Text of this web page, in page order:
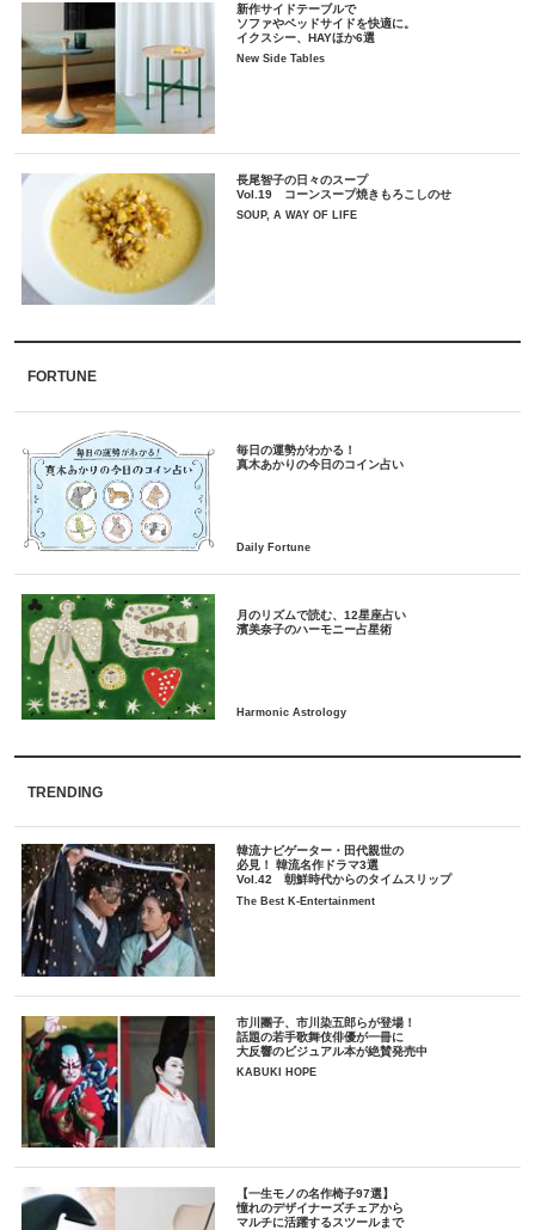
新作サイドテーブルで
ソファやベッドサイドを快適に。
イクスシー、HAYほか6選
New Side Tables
長尾智子の日々のスープ
Vol.19 コーンスープ焼きもろこしのせ
SOUP, A WAY OF LIFE
FORTUNE
毎日の運勢がわかる！
月のリズムで読む、12星座占い
TRENDING
韓流ナビゲーター・田代親世の
必見！ 韓流名作ドラマ3選
Vol.42 朝鮮時代からのタイムスリップ
The Best K-Entertainment
市川團子、市川染五郎らが登場！
話題の若手歌舞伎俳優が一冊に
大反響のビジュアル本が絶賛発売中
KABUKI HOPE
【一生モノの名作椅子97選】
憧れのデザイナーズチェアから
マルチに活躍するスツールまで